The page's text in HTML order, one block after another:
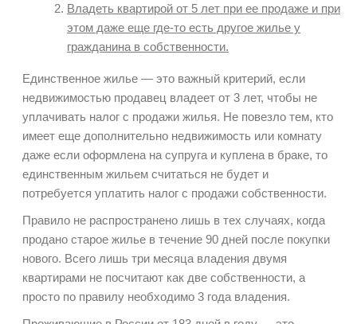
Владеть квартирой от 5 лет при ее продаже и при
этом даже еще где-то есть другое жилье у
гражданина в собственности.
Единственное жилье — это важный критерий, если
недвижимостью продавец владеет от 3 лет, чтобы не
уплачивать налог с продажи жилья. Не повезло тем, кто
имеет еще дополнительно недвижимость или комнату
даже если оформлена на супруга и куплена в браке, то
единственным жильем считаться не будет и
потребуется уплатить налог с продажи собственности.
Правило не распространено лишь в тех случаях, когда
продано старое жилье в течение 90 дней после покупки
нового. Всего лишь три месяца владения двумя
квартирами не посчитают как две собственности, а
просто по правилу необходимо 3 года владения.